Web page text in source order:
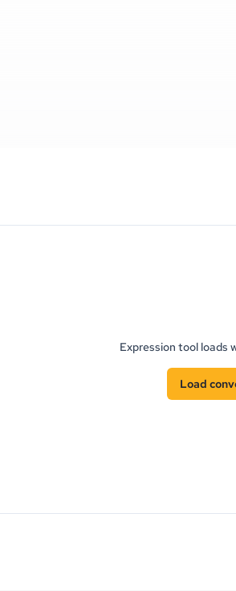
Expression tool loads
Load